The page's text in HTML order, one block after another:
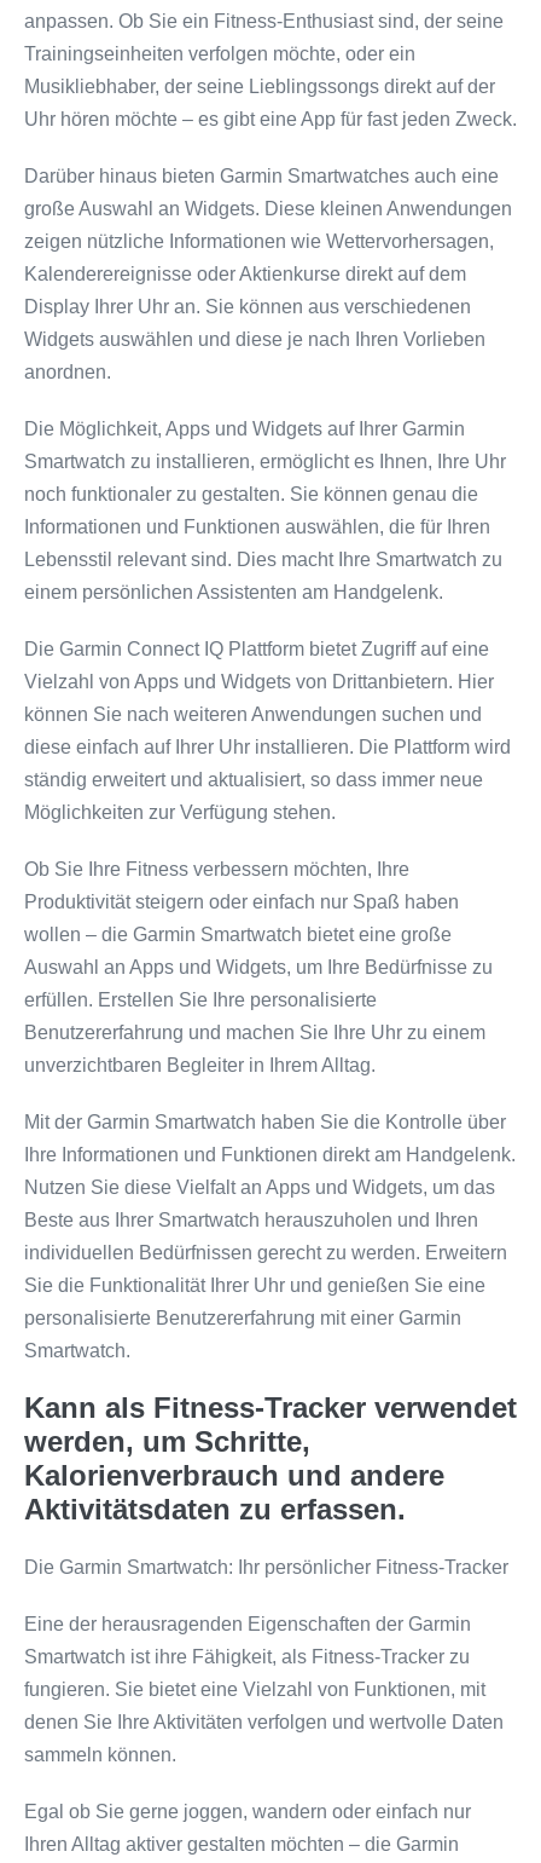
anpassen. Ob Sie ein Fitness-Enthusiast sind, der seine
Trainingseinheiten verfolgen möchte, oder ein
Musikliebhaber, der seine Lieblingssongs direkt auf der
Uhr hören möchte – es gibt eine App für fast jeden Zweck.
Darüber hinaus bieten Garmin Smartwatches auch eine
große Auswahl an Widgets. Diese kleinen Anwendungen
zeigen nützliche Informationen wie Wettervorhersagen,
Kalenderereignisse oder Aktienkurse direkt auf dem
Display Ihrer Uhr an. Sie können aus verschiedenen
Widgets auswählen und diese je nach Ihren Vorlieben
anordnen.
Die Möglichkeit, Apps und Widgets auf Ihrer Garmin
Smartwatch zu installieren, ermöglicht es Ihnen, Ihre Uhr
noch funktionaler zu gestalten. Sie können genau die
Informationen und Funktionen auswählen, die für Ihren
Lebensstil relevant sind. Dies macht Ihre Smartwatch zu
einem persönlichen Assistenten am Handgelenk.
Die Garmin Connect IQ Plattform bietet Zugriff auf eine
Vielzahl von Apps und Widgets von Drittanbietern. Hier
können Sie nach weiteren Anwendungen suchen und
diese einfach auf Ihrer Uhr installieren. Die Plattform wird
ständig erweitert und aktualisiert, so dass immer neue
Möglichkeiten zur Verfügung stehen.
Ob Sie Ihre Fitness verbessern möchten, Ihre
Produktivität steigern oder einfach nur Spaß haben
wollen – die Garmin Smartwatch bietet eine große
Auswahl an Apps und Widgets, um Ihre Bedürfnisse zu
erfüllen. Erstellen Sie Ihre personalisierte
Benutzererfahrung und machen Sie Ihre Uhr zu einem
unverzichtbaren Begleiter in Ihrem Alltag.
Mit der Garmin Smartwatch haben Sie die Kontrolle über
Ihre Informationen und Funktionen direkt am Handgelenk.
Nutzen Sie diese Vielfalt an Apps und Widgets, um das
Beste aus Ihrer Smartwatch herauszuholen und Ihren
individuellen Bedürfnissen gerecht zu werden. Erweitern
Sie die Funktionalität Ihrer Uhr und genießen Sie eine
personalisierte Benutzererfahrung mit einer Garmin
Smartwatch.
Kann als Fitness-Tracker verwendet
werden, um Schritte,
Kalorienverbrauch und andere
Aktivitätsdaten zu erfassen.
Die Garmin Smartwatch: Ihr persönlicher Fitness-Tracker
Eine der herausragenden Eigenschaften der Garmin
Smartwatch ist ihre Fähigkeit, als Fitness-Tracker zu
fungieren. Sie bietet eine Vielzahl von Funktionen, mit
denen Sie Ihre Aktivitäten verfolgen und wertvolle Daten
sammeln können.
Egal ob Sie gerne joggen, wandern oder einfach nur
Ihren Alltag aktiver gestalten möchten – die Garmin